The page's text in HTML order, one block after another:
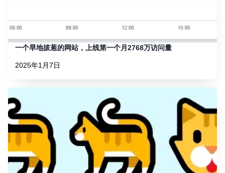
一个旱地拔葱的网站，上线第一个月2768万访问量
2025年1月7日